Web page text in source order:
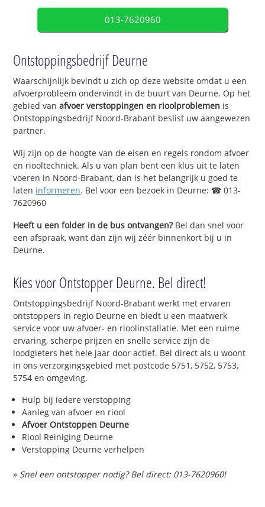
013-7620960
Ontstoppingsbedrijf Deurne
Waarschijnlijk bevindt u zich op deze website omdat u een
afvoerprobleem ondervindt in de buurt van Deurne. Op het
gebied vanafvoer verstoppingen en rioolproblemen is
Ontstoppingsbedrijf Noord-Brabant beslist uw aangewezen
partner.
Wij zijn op de hoogte van de eisen en regels rondom afvoer
en riooltechniek. Als u van plan bent een klus uit te laten
voeren in Noord-Brabant, dan is het belangrijk u goed te
laten informeren. Bel voor een bezoek in Deurne: ☎ 013-
7620960
Heeft u een folder in de bus ontvangen?Bel dan snel voor
een afspraak, want dan zijn wij zéér binnenkort bij u in
Deurne.
Kies voor Ontstopper Deurne. Bel direct!
Ontstoppingsbedrijf Noord-Brabant werkt met ervaren
ontstoppers in regio Deurne en biedt u een maatwerk
service voor uw afvoer- en rioolinstallatie. Met een ruime
ervaring, scherpe prijzen en snelle service zijn de
loodgieters het hele jaar door actief. Bel direct als u woont
in ons verzorgingsgebied met postcode 5751, 5752, 5753,
5754 en omgeving.
Hulp bij iedere verstopping
Aanleg van afvoer en riool
Afvoer Ontstoppen Deurne
Riool Reiniging Deurne
Verstopping Deurne verhelpen
» Snel een ontstopper nodig? Bel direct: 013-7620960!